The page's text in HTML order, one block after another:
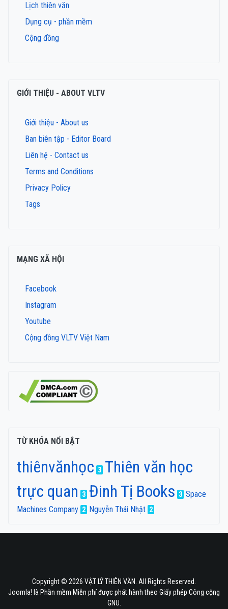
Lịch thiên văn
Dụng cụ - phần mềm
Cộng đồng
GIỚI THIỆU - ABOUT VLTV
Giới thiệu - About us
Ban biên tập - Editor Board
Liên hệ - Contact us
Terms and Conditions
Privacy Policy
Tags
MẠNG XÃ HỘI
Facebook
Instagram
Youtube
Cộng đồng VLTV Việt Nam
TỪ KHÓA NỔI BẬT
thiênvănhọc 3 Thiên văn học
trực quan
3 Đinh Tị Books 3 Space
Machines Company 2 Nguyễn Thái Nhật 2
Copyright © 2026 VẬT LÝ THIÊN VĂN. All Rights Reserved.
Joomla! là Phần mềm Miễn phí được phát hành theo Giấy phép Công cộng
GNU.